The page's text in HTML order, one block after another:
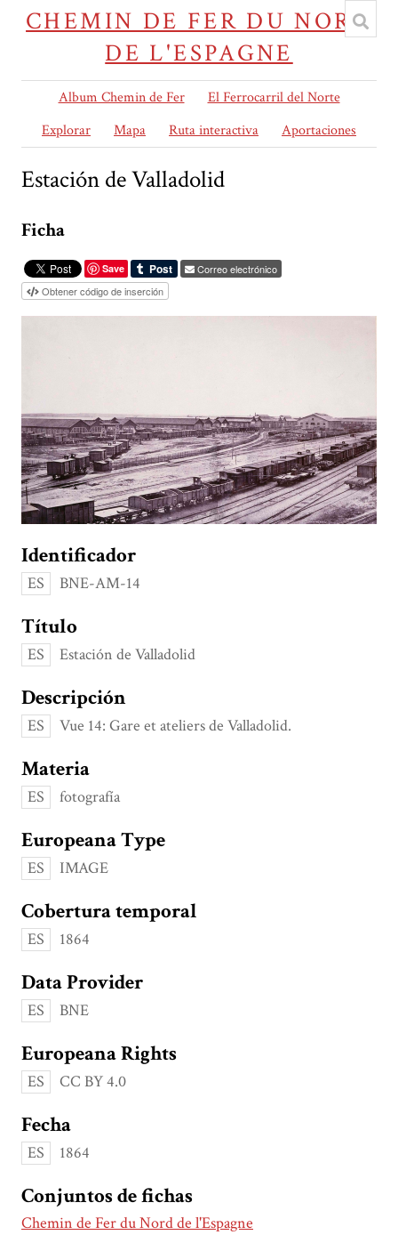
CHEMIN DE FER DU NORD
DE L'ESPAGNE
Album Chemin de Fer
El Ferrocarril del Norte
Explorar
Mapa Ruta interactiva Aportaciones
Estación de Valladolid
Ficha
Save
Correo electrónico
Obtener código de inserción
Identificador
ES BNE-AM-14
Título
ES Estación de Valladolid
Descripción
ES Vue 14: Gare et ateliers de Valladolid.
Materia
ES fotografía
Europeana Type
ES IMAGE
Cobertura temporal
ES 1864
Data Provider
ES BNE
Europeana Rights
ES CC BY 4.0
Fecha
ES 1864
Conjuntos de fichas
Chemin de Fer du Nord de l'Espagne